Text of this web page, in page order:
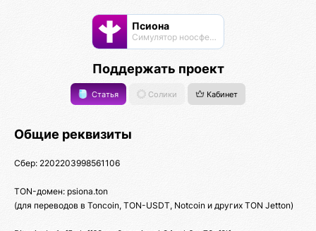
Псиона
Cимулятор ноосферы
Поддержать проект
Статья Солики Кабинет
Общие реквизиты
Сбер: 2202203998561106
TON-домен: psiona.ton
(для переводов в Toncoin, TON-USDT, Notcoin и других TON Jetton)